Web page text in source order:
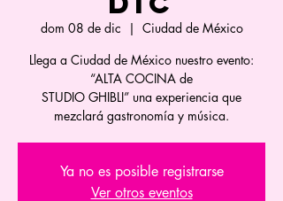
dom 08 de dic
  |
Ciudad de México
Llega a Ciudad de México nuestro evento:
“ALTA COCINA de
STUDIO GHIBLI” una experiencia que
mezclará gastronomía y música.
Ya no es posible registrarse
Ver otros eventos